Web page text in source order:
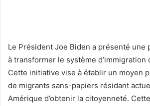
Le Président Joe Biden a présenté une
à transformer le système d’immigration
Cette initiative vise à établir un moyen
de migrants sans-papiers résidant
Amérique d’obtenir la citoyenneté.